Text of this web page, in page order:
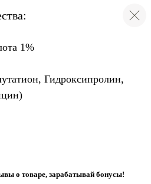
1%
Гидроксипролин,
о товаре, зарабатывай бонусы!